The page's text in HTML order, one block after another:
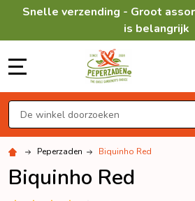
Snelle verzending - Groot
is belangrijk
Zoeken
Peperzaden Biquinho Red
Biquinho Red